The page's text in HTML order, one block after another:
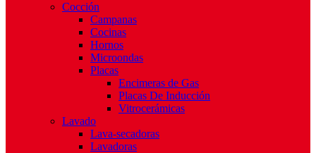
Cocción
Campanas
Cocinas
Hornos
Microondas
Placas
Encimeras de Gas
Placas De Inducción
Vitrocerámicas
Lavado
Lava-secadoras
Lavadoras